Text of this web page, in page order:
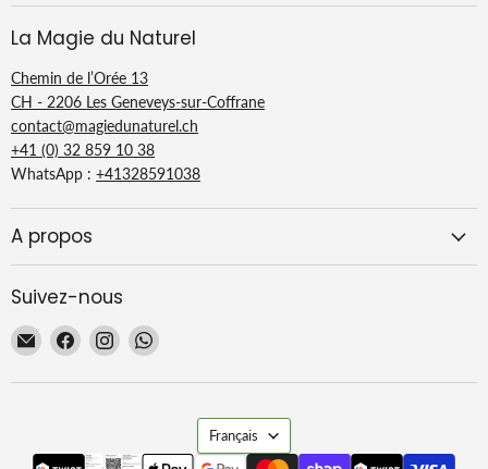
La Magie du Naturel
Chemin de l’Orée 13
CH - 2206 Les Geneveys-sur-Coffrane
contact@magiedunaturel.ch
+41 (0) 32 859 10 38
WhatsApp : +41328591038
A propos
Suivez-nous
Email
Magie
Trouvez-
nous
sur
Trouvez-
nous
sur
Trouvez-
sur
Langue
Français